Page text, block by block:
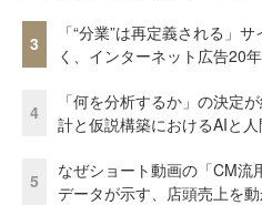
3
「“分業”は再定義される」
く、インターネット広告20
4
「何を分析するか」の決定
計と仮説構築におけるAIと
5
なぜショート動画の「CM流
データが示す、店頭売上を